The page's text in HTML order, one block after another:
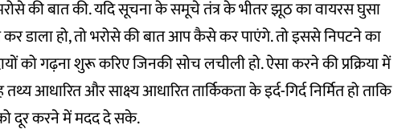
की बात की. यदि सूचना के समूचे तंत्र के भीतर झूठ का वायरस घुसा
डाला हो, तो भरोसे की बात आप कैसे कर पाएंगे. तो इससे निपटने का
को गढ़ना शुरू करिए जिनकी सोच लचीली हो. ऐसा करने की प्रक्रिया में
आधारित और साक्ष्‍य आ‍धारित तार्किकता के इर्द-गिर्द निर्मित हो ताकि
दूर करने में मदद दे सके.